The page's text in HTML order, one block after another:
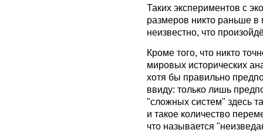
Таких экспериментов с
размеров никто раньше в
неизвестно, что
Кроме того, что никто
мировых исторических
хотя бы правильно
ввиду: только лишь
"сложных систем" здесь
и такое количество
что называется